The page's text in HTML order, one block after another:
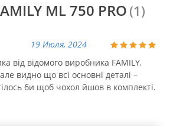
ML 750 PRO (1)
19 Июля, 2024
від відомого виробника FAMILY.
видно що всі основні деталі –
би щоб чохол йшов в комплекті.